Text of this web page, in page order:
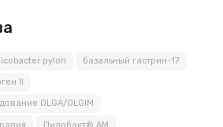
pylori базальный гастрин-17
II
OLGA/OLGIM
Пилобакт® АМ